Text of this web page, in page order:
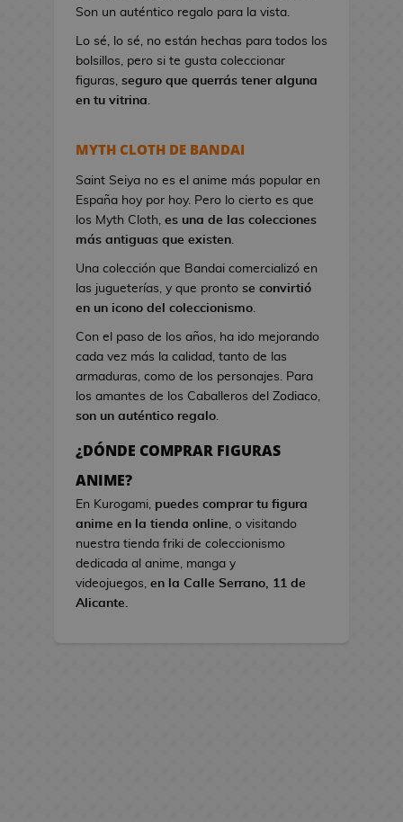
n
d
o
s
d
e
V
j
u
e
g
o
l
Son un auténtico regalo para la vista.
Lo sé, lo sé, no están hechas para todos los
bolsillos, pero si te gusta coleccionar
figuras, seguro que querrás tener alguna
en tu vitrina.
MYTH CLOTH DE BANDAI
Saint Seiya no es el anime más popular en
España hoy por hoy. Pero lo cierto es que
los Myth Cloth, es una de las colecciones
más antiguas que existen.
Una colección que Bandai comercializó en
las jugueterías, y que pronto se convirtió
en un icono del coleccionismo.
Con el paso de los años, ha ido mejorando
cada vez más la calidad, tanto de las
armaduras, como de los personajes. Para
los amantes de los Caballeros del Zodiaco,
son un auténtico regalo.
¿DÓNDE COMPRAR FIGURAS
ANIME?
En Kurogami, puedes comprar tu figura
anime en la tienda online, o visitando
nuestra tienda friki de coleccionismo
dedicada al anime, manga y
videojuegos, en la Calle Serrano, 11 de
Alicante.